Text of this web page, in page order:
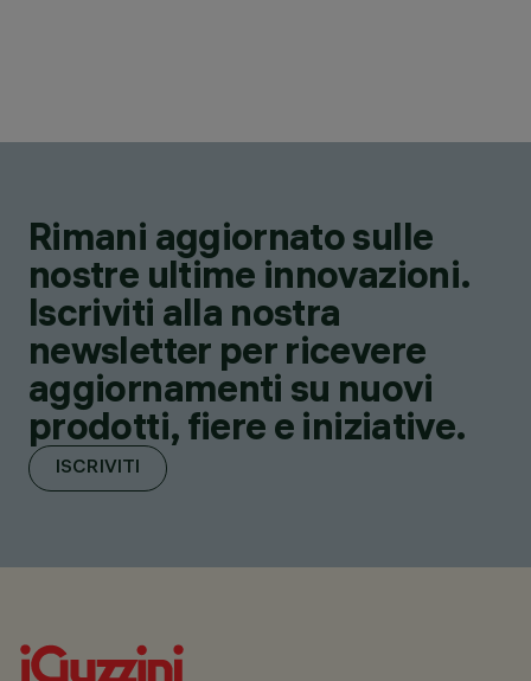
Rimani aggiornato sulle
nostre ultime innovazioni.
Iscriviti alla nostra
newsletter per ricevere
aggiornamenti su nuovi
prodotti, fiere e iniziative.
ISCRIVITI